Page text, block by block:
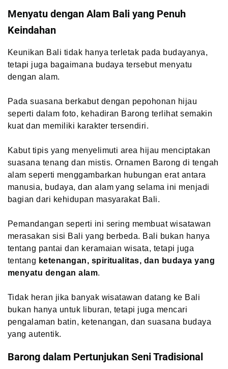
Menyatu dengan Alam Bali yang Penuh
Keindahan
Keunikan Bali tidak hanya terletak pada budayanya,
tetapi juga bagaimana budaya tersebut menyatu
dengan alam.
Pada suasana berkabut dengan pepohonan hijau
seperti dalam foto, kehadiran Barong terlihat semakin
kuat dan memiliki karakter tersendiri.
Kabut tipis yang menyelimuti area hijau menciptakan
suasana tenang dan mistis. Ornamen Barong di tengah
alam seperti menggambarkan hubungan erat antara
manusia, budaya, dan alam yang selama ini menjadi
bagian dari kehidupan masyarakat Bali.
Pemandangan seperti ini sering membuat wisatawan
merasakan sisi Bali yang berbeda. Bali bukan hanya
tentang pantai dan keramaian wisata, tetapi juga
tentang ketenangan, spiritualitas, dan budaya yang
menyatu dengan alam.
Tidak heran jika banyak wisatawan datang ke Bali
bukan hanya untuk liburan, tetapi juga mencari
pengalaman batin, ketenangan, dan suasana budaya
yang autentik.
Barong dalam Pertunjukan Seni Tradisional